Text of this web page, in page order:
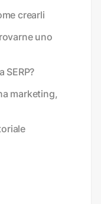
crearli
uno
SERP?
marketing,